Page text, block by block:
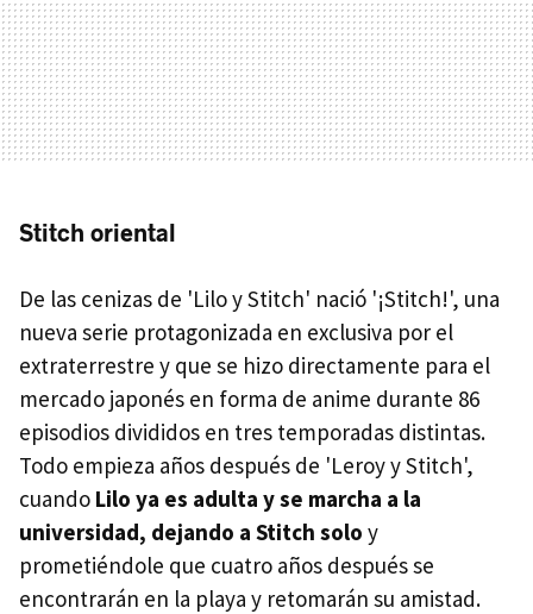
Stitch oriental
De las cenizas de 'Lilo y Stitch' nació '¡Stitch!', una
nueva serie protagonizada en exclusiva por el
extraterrestre y que se hizo directamente para el
mercado japonés en forma de anime durante 86
episodios divididos en tres temporadas distintas.
Todo empieza años después de 'Leroy y Stitch',
cuando Lilo ya es adulta y se marcha a la
universidad, dejando a Stitch solo y
prometiéndole que cuatro años después se
encontrarán en la playa y retomarán su amistad.